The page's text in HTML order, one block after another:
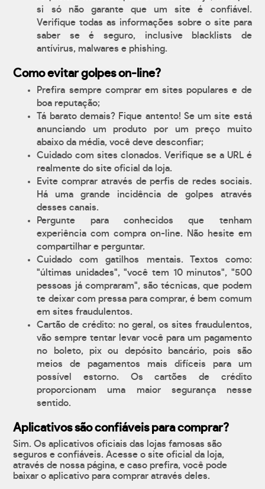
si só não garante que um site é confiável.
Verifique todas as informações sobre o site para
saber se é seguro, inclusive blacklists de
antívirus, malwares e phishing.
Como evitar golpes on-line?
Prefira sempre comprar em sites populares e de
boa reputação;
Tá barato demais? Fique antento! Se um site está
anunciando um produto por um preço muito
abaixo da média, você deve desconfiar;
Cuidado com sites clonados. Verifique se a URL é
realmente do site oficial da loja.
Evite comprar através de perfis de redes sociais.
Há uma grande incidência de golpes através
desses canais.
Pergunte para conhecidos que tenham
experiência com compra on-line. Não hesite em
compartilhar e perguntar.
Cuidado com gatilhos mentais. Textos como:
"últimas unidades", "você tem 10 minutos", "500
pessoas já compraram", são técnicas, que podem
te deixar com pressa para comprar, é bem comum
em sites fraudulentos.
Cartão de crédito: no geral, os sites fraudulentos,
vão sempre tentar levar você para um pagamento
no boleto, pix ou depósito bancário, pois são
meios de pagamentos mais difíceis para um
possível estorno. Os cartões de crédito
proporcionam uma maior segurança nesse
sentido.
Aplicativos são confiáveis para comprar?
Sim. Os aplicativos oficiais das lojas famosas são
seguros e confiáveis. Acesse o site oficial da loja,
através de nossa página, e caso prefira, você pode
baixar o aplicativo para comprar através deles.